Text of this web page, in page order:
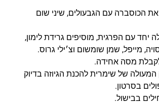
את הכוסברה עם הגבעולים, שיני שום
יחד עם הפרגית, מוסיפים גרידת לימון,
מייפל, שמן שומשום וצ׳ילי גרוס.
מסה אחידה.
של שימרית להכנת הגיוזה בדיוק
בסרטון.
בבישול.